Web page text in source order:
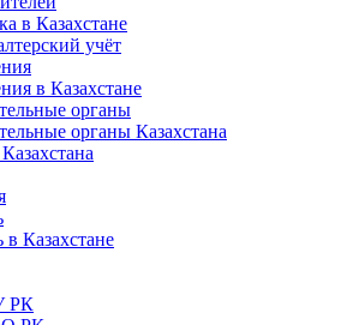
в Казахстане
учёт
в Казахстане
органы
органы Казахстана
в Казахстане
РК